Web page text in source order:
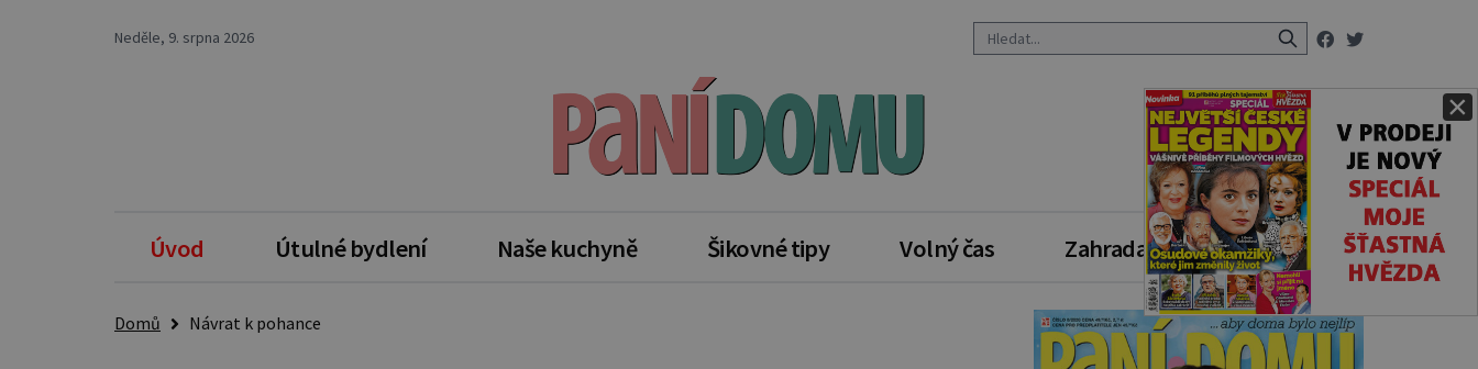
×
Neděle, 9. srpna 2026
Úvod Útulné bydlení Naše kuchyně Šikovné tipy Volný čas Zahrada Zdravý styl
Domů Návrat k pohance